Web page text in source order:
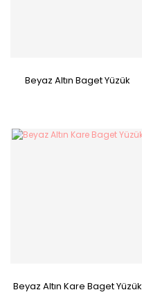
Beyaz Altın Baget Yüzük
Beyaz Altın Kare Baget Yüzük